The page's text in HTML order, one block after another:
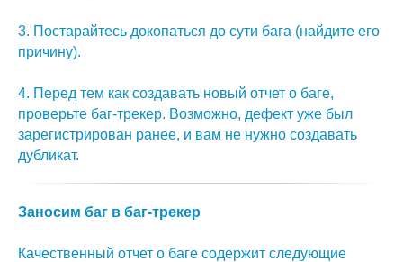
3. Постарайтесь докопаться до сути бага (найдите его
причину).
4. Перед тем как создавать новый отчет о баге,
проверьте баг-трекер. Возможно, дефект уже был
зарегистрирован ранее, и вам не нужно создавать
дубликат.
Заносим баг в баг-трекер
Качественный отчет о баге содержит следующие